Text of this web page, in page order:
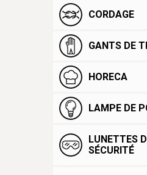
CORDAGE
GANTS DE
HORECA
LAMPE DE
LUNETTES
SÉCURITÉ